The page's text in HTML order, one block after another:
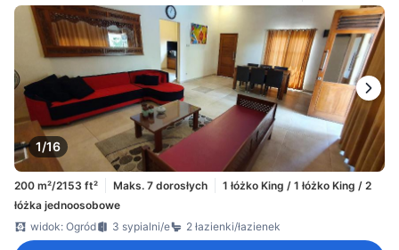
1/16
200 m²/2153 ft² Maks. 7 dorosłych
1 łóżko King / 1 łóżko King / 2
łóżka jednoosobowe
widok: Ogród
3 sypialni/e 2 łazienki/łazienek